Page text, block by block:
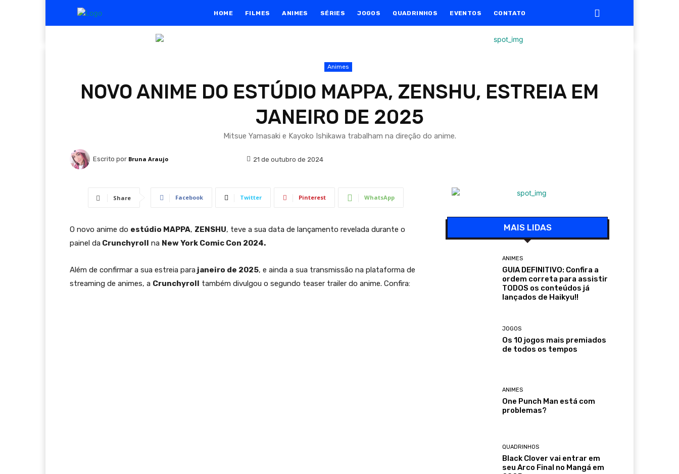
HOME FILMES ANIMES SÉRIES JOGOS QUADRINHOS EVENTOS CONTATO
Animes
NOVO ANIME DO ESTÚDIO MAPPA, ZENSHU, ESTREIA EM
JANEIRO DE 2025
Mitsue Yamasaki e Kayoko Ishikawa trabalham na direção do anime.
Escrito por Bruna Araujo 21 de outubro de 2024
Share Facebook Twitter Pinterest WhatsApp
O novo anime do estúdio MAPPA, ZENSHU, teve a sua data de lançamento revelada durante o
painel da Crunchyroll na New York Comic Con 2024.
Além de confirmar a sua estreia para janeiro de 2025, e ainda a sua transmissão na plataforma de
streaming de animes, a Crunchyroll também divulgou o segundo teaser trailer do anime. Confira:
MAIS LIDAS
ANIMES
GUIA DEFINITIVO: Confira a
ordem correta para assistir
TODOS os conteúdos já
lançados de Haikyu!!
JOGOS
Os 10 jogos mais premiados
de todos os tempos
ANIMES
One Punch Man está com
problemas?
QUADRINHOS
Black Clover vai entrar em
seu Arco Final no Mangá em